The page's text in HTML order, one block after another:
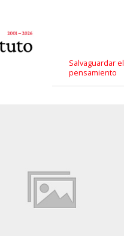
Salvaguardar el
pensamiento